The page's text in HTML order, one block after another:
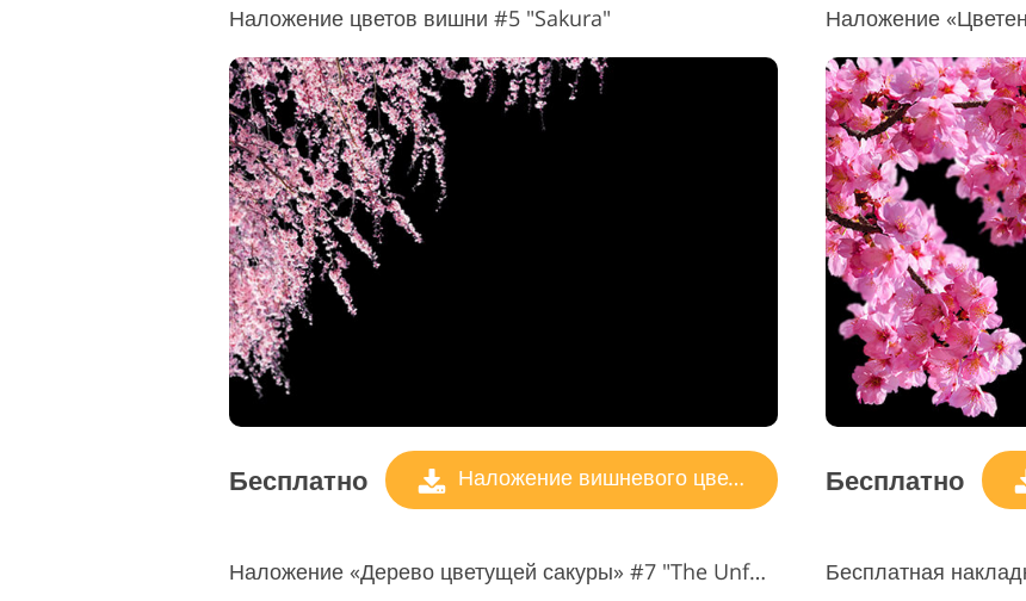
Наложение цветов вишни #5 "Sakura"
Бесплатно Наложение вишневого цвета Бесплатно
Наложение «Дерево цветущей сакуры» #7 "The Unforgiven"